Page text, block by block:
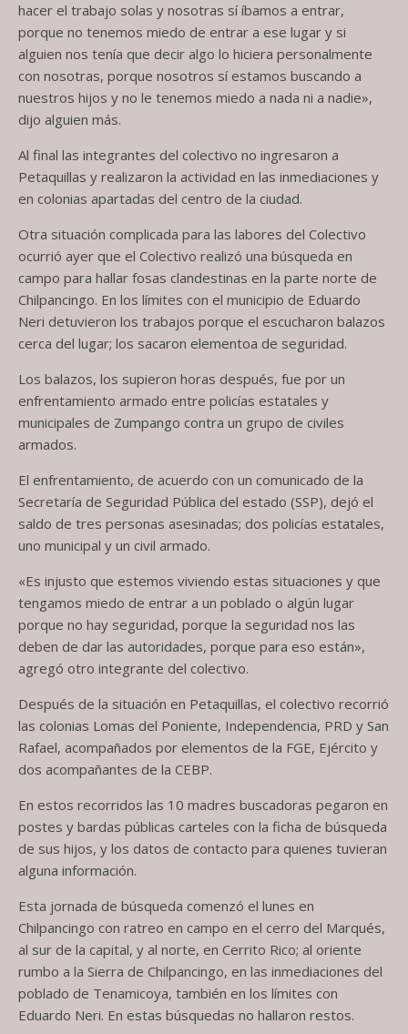
hacer el trabajo solas y nosotras sí íbamos a entrar,
porque no tenemos miedo de entrar a ese lugar y si
alguien nos tenía que decir algo lo hiciera personalmente
con nosotras, porque nosotros sí estamos buscando a
nuestros hijos y no le tenemos miedo a nada ni a nadie»,
dijo alguien más.
Al final las integrantes del colectivo no ingresaron a
Petaquillas y realizaron la actividad en las inmediaciones y
en colonias apartadas del centro de la ciudad.
Otra situación complicada para las labores del Colectivo
ocurrió ayer que el Colectivo realizó una búsqueda en
campo para hallar fosas clandestinas en la parte norte de
Chilpancingo. En los límites con el municipio de Eduardo
Neri detuvieron los trabajos porque el escucharon balazos
cerca del lugar; los sacaron elementoa de seguridad.
Los balazos, los supieron horas después, fue por un
enfrentamiento armado entre policías estatales y
municipales de Zumpango contra un grupo de civiles
armados.
El enfrentamiento, de acuerdo con un comunicado de la
Secretaría de Seguridad Pública del estado (SSP), dejó el
saldo de tres personas asesinadas; dos policías estatales,
uno municipal y un civil armado.
«Es injusto que estemos viviendo estas situaciones y que
tengamos miedo de entrar a un poblado o algún lugar
porque no hay seguridad, porque la seguridad nos las
deben de dar las autoridades, porque para eso están»,
agregó otro integrante del colectivo.
Después de la situación en Petaquillas, el colectivo recorrió
las colonias Lomas del Poniente, Independencia, PRD y San
Rafael, acompañados por elementos de la FGE, Ejército y
dos acompañantes de la CEBP.
En estos recorridos las 10 madres buscadoras pegaron en
postes y bardas públicas carteles con la ficha de búsqueda
de sus hijos, y los datos de contacto para quienes tuvieran
alguna información.
Esta jornada de búsqueda comenzó el lunes en
Chilpancingo con ratreo en campo en el cerro del Marqués,
al sur de la capital, y al norte, en Cerrito Rico; al oriente
rumbo a la Sierra de Chilpancingo, en las inmediaciones del
poblado de Tenamicoya, también en los límites con
Eduardo Neri. En estas búsquedas no hallaron restos.